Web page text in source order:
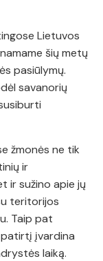
Lietuvos
šių metų
pasiūlymų.
savanorių
žmonės ne tik
ir
ir sužino apie jų
teritorijos
Taip pat
įvardina
laiką.